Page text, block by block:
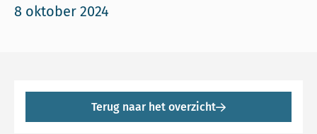
8 oktober 2024
Terug naar het overzicht